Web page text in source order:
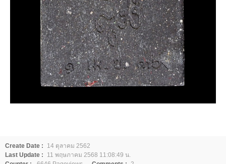
Create Date :
14 ตุลาคม 2562
Last Update :
11 พฤษภาคม 2568 11:08:49 น.